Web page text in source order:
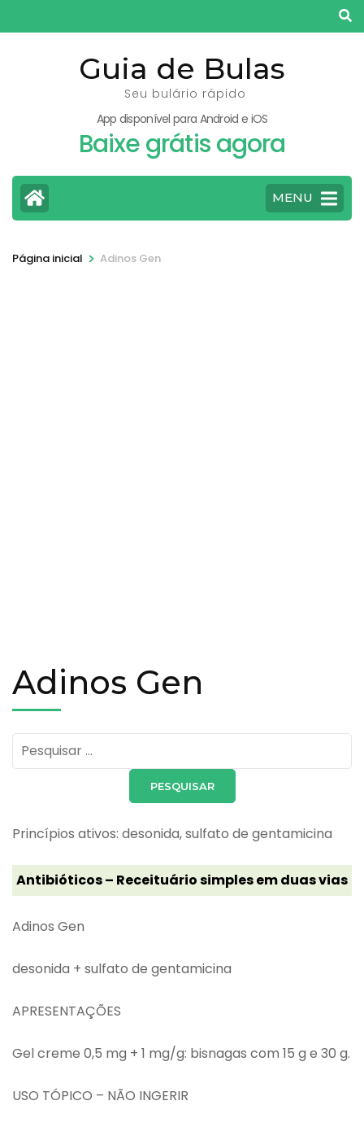
para
Guia de Bulas
Seu bulário rápido
App disponível para Android e iOS
Baixe grátis agora
MENU
Página inicial > Adinos Gen
Adinos Gen
Pesquisar
por:
Princípios ativos: desonida, sulfato de gentamicina
Antibióticos – Receituário simples em duas vias
Adinos Gen
desonida + sulfato de gentamicina
APRESENTAÇÕES
Gel creme 0,5 mg + 1 mg/g: bisnagas com 15 g e 30 g.
USO TÓPICO – NÃO INGERIR